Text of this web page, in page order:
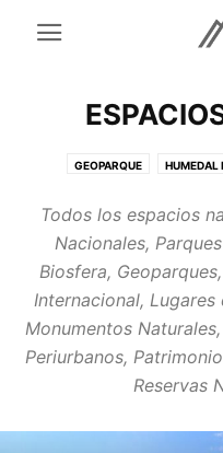
GEOPARQUE HUMEDAL
PAISAJE PROTEGIDO
PARQUE
PATRIMONIO NATURAL DE LA
RESERVA
Todos los espacios
Nacionales,
Biosfera,
Internacional,
Monumentos
Periurbanos,
Reservas